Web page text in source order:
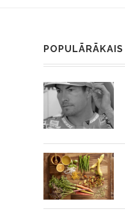
POPULĀRĀKAIS